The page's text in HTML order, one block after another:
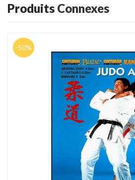
Produits Connexes
-50%